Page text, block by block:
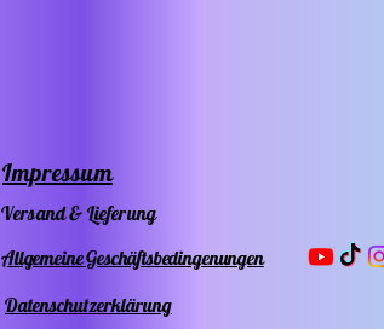
aufpeppt. Hol dir jetzt
den Kettenanhänger
Impressum
Versand & Lieferung
Allgemeine Geschäftsbedingenungen
Datenschutzerklärung